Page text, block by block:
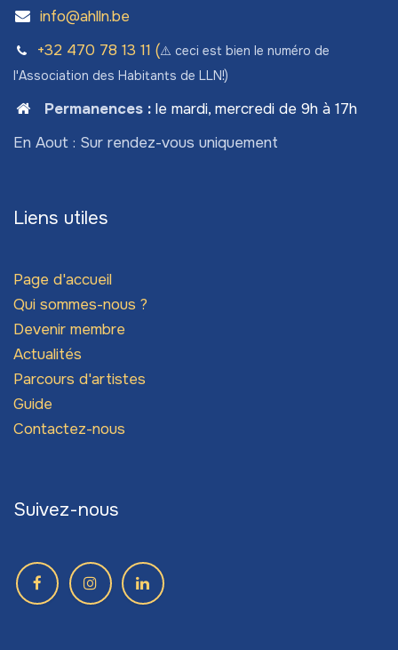
info@ahlln.be
+32 470 78​ 13 11 (⚠️ ceci est bien le numéro de
l'Association des Habitants de LLN!)
Permanences: le mardi, mercredi de 9h à 17h
En Aout : Sur rendez-vous uniquement
Liens utiles
Page d'accueil
Qui sommes-nous ?
Devenir membre
Actualités
Parcours d'artistes
Guide
Contactez-nous
Suivez-nous